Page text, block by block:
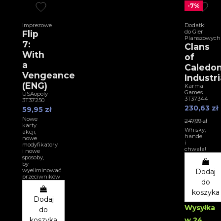
Imprezowe
Flip
7:
With
a
Vengeance
(ENG)
USAopoly
3T37250
59,95 zł
Nowe
karty
akcji,
nowe
modyfikatory
i nowe
sposoby,
by
wyeliminować
przeciwników
Dodaj
do
-7%
Dodatki
do Gier
Planszowych
Clans
of
Karma
Games
3T37344
230,63 zł
247,99 zł
Whisky,
handel
i
chwała!
Dodaj
do
koszyka
Wysyłka